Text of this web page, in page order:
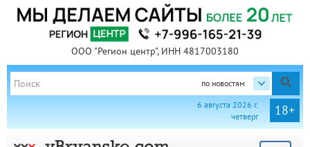
ООО "Регион центр", ИНН 4817003180
по новостям
18+
6 августа 2026 г.
четверг